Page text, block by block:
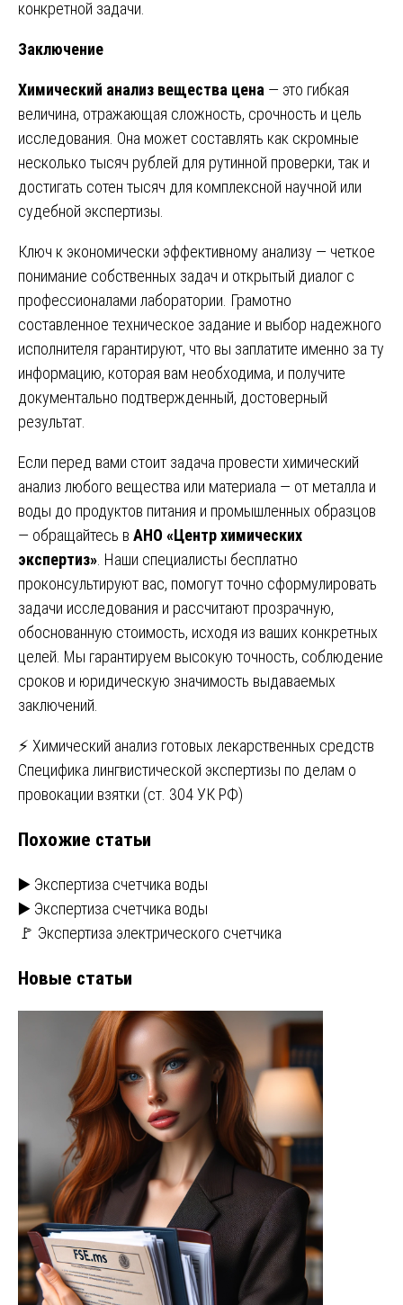
конкретной задачи.
Заключение
Химический анализ вещества цена — это гибкая
величина, отражающая сложность, срочность и цель
исследования. Она может составлять как скромные
несколько тысяч рублей для рутинной проверки, так и
достигать сотен тысяч для комплексной научной или
судебной экспертизы.
Ключ к экономически эффективному анализу — четкое
понимание собственных задач и открытый диалог с
профессионалами лаборатории. Грамотно
составленное техническое задание и выбор надежного
исполнителя гарантируют, что вы заплатите именно за ту
информацию, которая вам необходима, и получите
документально подтвержденный, достоверный
результат.
Если перед вами стоит задача провести химический
анализ любого вещества или материала — от металла и
воды до продуктов питания и промышленных образцов
— обращайтесь в АНО «Центр химических
экспертиз» . Наши специалисты бесплатно
проконсультируют вас, помогут точно сформулировать
задачи исследования и рассчитают прозрачную,
обоснованную стоимость, исходя из ваших конкретных
целей. Мы гарантируем высокую точность, соблюдение
сроков и юридическую значимость выдаваемых
заключений.
Навигация
по
⚡ Химический анализ готовых лекарственных средств
Специфика лингвистической экспертизы по делам о
провокации взятки (ст. 304 УК РФ)
Похожие статьи
▶️ Экспертиза счетчика воды
▶️ Экспертиза счетчика воды
🚩 Экспертиза электрического счетчика
Новые статьи